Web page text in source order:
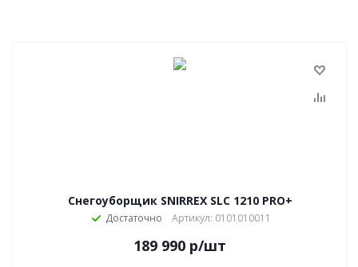
Снегоуборщик SNIRREX SLC 1210 PRO+
Достаточно Артикул: 0101010011
189 990 р/шт